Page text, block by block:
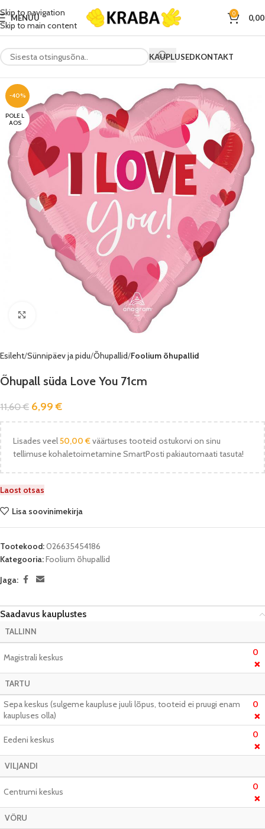
Skip to navigation
Skip to main content
MENÜÜ 0
KAUPLUSEDKONTAKT
-40%
POLE L
AOS
Esileht Sünnipäev ja pidu Õhupallid Foolium õhupallid
Õhupall süda Love You 71cm
11,60€ 6,99€
Lisades veel50,00 €väärtuses tooteid ostukorvi on sinu
tellimuse kohaletoimetamine SmartPosti pakiautomaati tasuta!
Laost otsas
Lisa soovinimekirja
Tootekood:026635454186
Kategooria:Foolium õhupallid
Jaga:
Saadavus kauplustes
TALLINN
Magistrali keskus 0
❌
TARTU
Sepa keskus (sulgeme kaupluse juuli lõpus, tooteid ei pruugi enam
kaupluses olla)
0
❌
Eedeni keskus 0
❌
VILJANDI
Centrumi keskus 0
❌
VÕRU